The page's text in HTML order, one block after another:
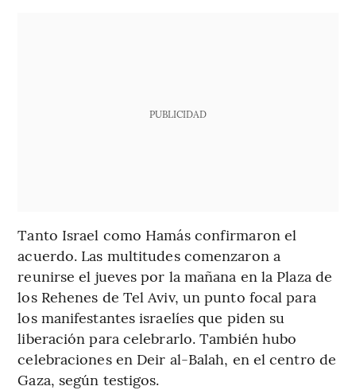
PUBLICIDAD
Tanto Israel como Hamás confirmaron el
acuerdo. Las multitudes comenzaron a
reunirse el jueves por la mañana en la Plaza de
los Rehenes de Tel Aviv, un punto focal para
los manifestantes israelíes que piden su
liberación para celebrarlo. También hubo
celebraciones en Deir al-Balah, en el centro de
Gaza, según testigos.